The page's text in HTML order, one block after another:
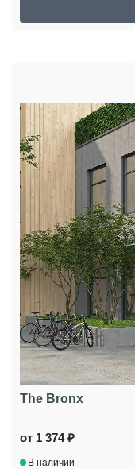
The Bronx
от 1 374 ₽
В наличии